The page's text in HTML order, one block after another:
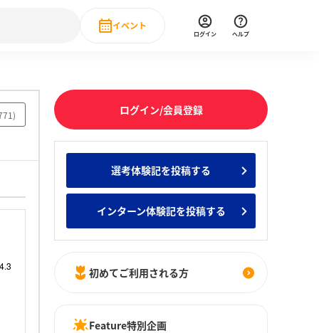
卒就職人気企業ランキング みんなのインターン人気企業ランキ
・DX現場社員インタビュー
イベント
直近のイベント一覧
ログイン ヘルプ
) ログイン/会員登録
選考体験記を投稿する
インターン体験記を投稿する
初めてご利用される方
Feature特別企画